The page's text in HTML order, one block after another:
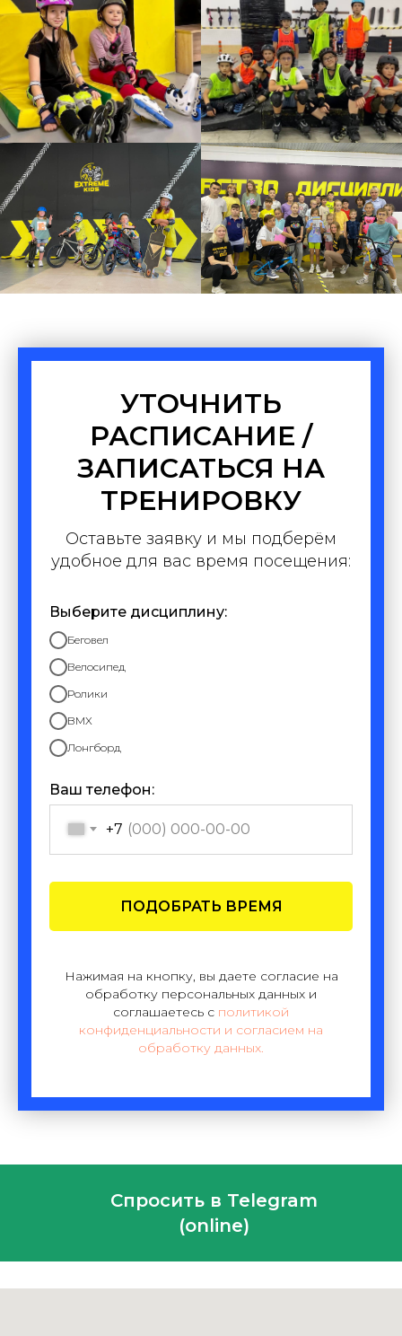
УТОЧНИТЬ
РАСПИСАНИЕ /
ЗАПИСАТЬСЯ НА
ТРЕНИРОВКУ
Оставьте заявку и мы подберём
удобное для вас время посещения:
Выберите дисциплину:
Беговел
Велосипед
Ролики
BMX
Лонгборд
Ваш телефон:
+7
ПОДОБРАТЬ ВРЕМЯ
Нажимая на кнопку, вы даете согласие на
обработку персональных данных и
соглашаетесь c политикой
конфиденциальности и согласием на
обработку данных.
Спросить в Telegram
(online)